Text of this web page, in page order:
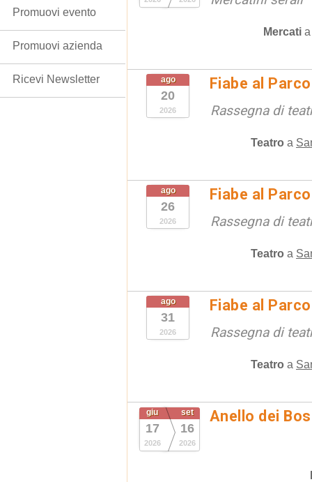
Mercati
ago
20
2026
Fiabe al
Rassegna di
Teatro a
ago
26
2026
Fiabe al
Rassegna di
Teatro a
ago
31
2026
Fiabe al
Rassegna di
Teatro a
giu
17
2026
set
16
2026
Anello dei
Promuovi evento
Promuovi azienda
Ricevi Newsletter